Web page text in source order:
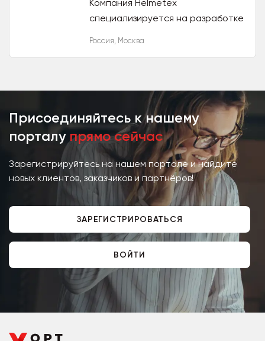
Компания Helmetex
специализируется на разработке
Россия, Москва
Присоединяйтесь к нашему
порталу прямо сейчас
Зарегистрируйтесь на нашем портале и найдите
новых клиентов, заказчиков и партнёров!
ЗАРЕГИСТРИРОВАТЬСЯ
ВОЙТИ